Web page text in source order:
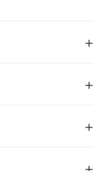
+
+
+